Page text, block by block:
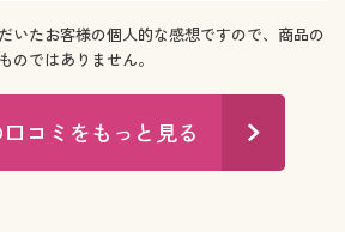
いたお客様の個人的な感想ですので、商品の
のではありません。
コミをもっと見る